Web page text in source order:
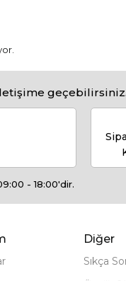
geçebilirsiniz.
- 18:00'dir.
Diğer
Sıkça